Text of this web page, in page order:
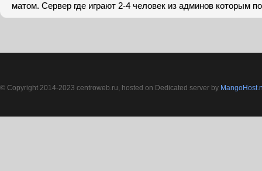
матом. Сервер где играют 2-4 человек из админов которым
© Copyright 2014-2023 centroweb.ru, hosted on Dedicated server by